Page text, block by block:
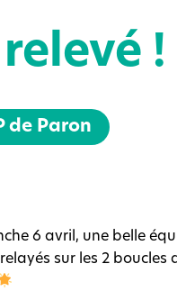
!
de Paron
6 avril, une belle
relayés sur les 2